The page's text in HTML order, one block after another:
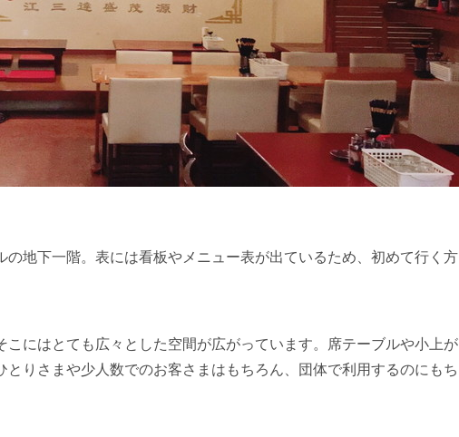
の地下一階。表には看板やメニュー表が出ているため、初めて行く方
にはとても広々とした空間が広がっています。席テーブルや小上が
とりさまや少人数でのお客さまはもちろん、団体で利用するのにもち